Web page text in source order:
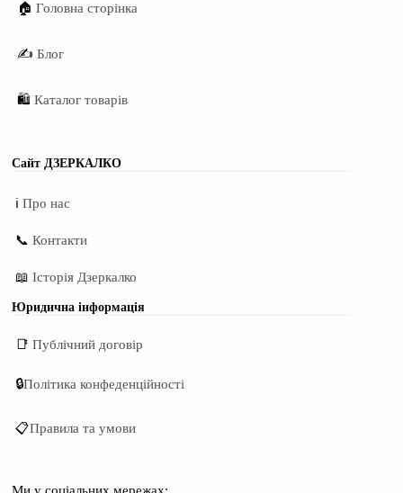
🏠Головна сторінка
✍️Блог
🛍️Каталог товарів
Сайт ДЗЕРКАЛКО
ℹ️Про нас
📞Контакти
📖Історія Дзеркалко
Юридична інформація
📑Публічний договір
🔒Політика конфеденційності
📋Правила та умови